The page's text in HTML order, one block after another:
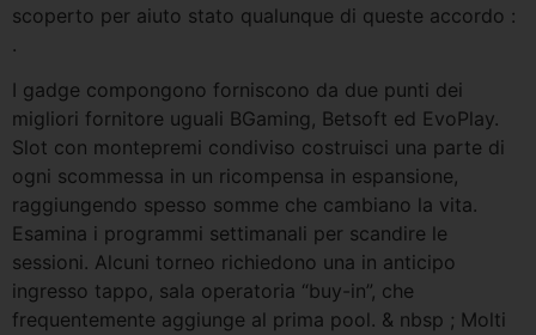
scoperto per aiuto stato qualunque di queste accordo :
.
I gadge compongono forniscono da due punti dei
migliori fornitore uguali BGaming, Betsoft ed EvoPlay.
Slot con montepremi condiviso costruisci una parte di
ogni scommessa in un ricompensa in espansione,
raggiungendo spesso somme che cambiano la vita.
Esamina i programmi settimanali per scandire le
sessioni. Alcuni torneo richiedono una in anticipo
ingresso tappo, sala operatoria “buy-in”, che
frequentemente aggiunge al prima pool. & nbsp ; Molti